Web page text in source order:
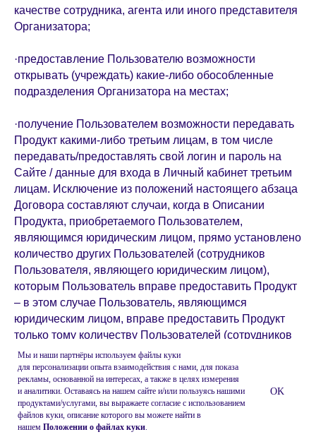
качестве сотрудника, агента или иного представителя
Организатора;
·предоставление Пользователю возможности
открывать (учреждать) какие-либо обособленные
подразделения Организатора на местах;
·получение Пользователем возможности передавать
Продукт какими-либо третьим лицам, в том числе
передавать/предоставлять свой логин и пароль на
Сайте / данные для входа в Личный кабинет третьим
лицам. Исключение из положений настоящего абзаца
Договора составляют случаи, когда в Описании
Продукта, приобретаемого Пользователем,
являющимся юридическим лицом, прямо установлено
количество других Пользователей (сотрудников
Пользователя, являющего юридическим лицом),
которым Пользователь вправе предоставить Продукт
– в этом случае Пользователь, являющимся
юридическим лицом, вправе предоставить Продукт
только тому количеству Пользователей (сотрудников
Пользователя, являющего юридическим лицом),
которое прямо указано в Описании соответствующего
Продукта.
Совершение Пользователем любого из указанных
выше в настоящем п. 3.4 Договора действий будет
Мы и наши партнёры используем файлы куки
для персонализации опыта взаимодействия с нами, для показа
рекламы, основанной на интересах, а также в целях измерения
и аналитики. Оставаясь на нашем сайте и/или пользуясь нашими
продуктами/услугами, вы выражаете согласие с использованием
файлов куки, описание которого вы можете найти в
нашем Положении о файлах куки.
OK